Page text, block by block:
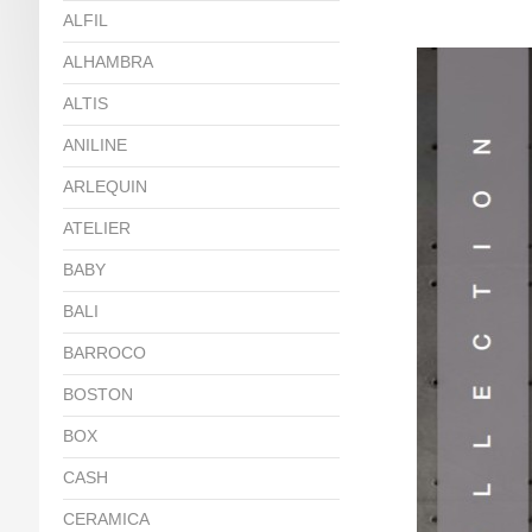
ALFIL
ALHAMBRA
ALTIS
ANILINE
ARLEQUIN
ATELIER
BABY
BALI
BARROCO
BOSTON
BOX
CASH
CERAMICA